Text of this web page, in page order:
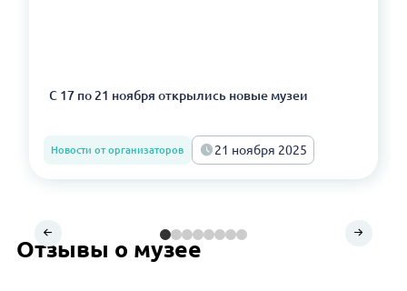
С 17 по 21 ноября открылись новые музеи
Новости от организаторов 21 ноября 2025
Отзывы о музее